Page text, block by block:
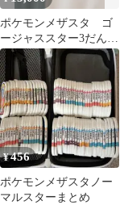
ポケモンメザスタ ゴ
ージャススター3だんタ
グプレゼントキャンペ
ーン当選品
¥456
ポケモンメザスタノー
マルスターまとめ